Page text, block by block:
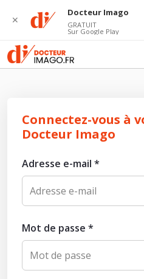
Connectez-vous à
Docteur Imago
Adresse e-mail *
Mot de passe *
✕
Docteur Imago
GRATUIT
Sur Google Play